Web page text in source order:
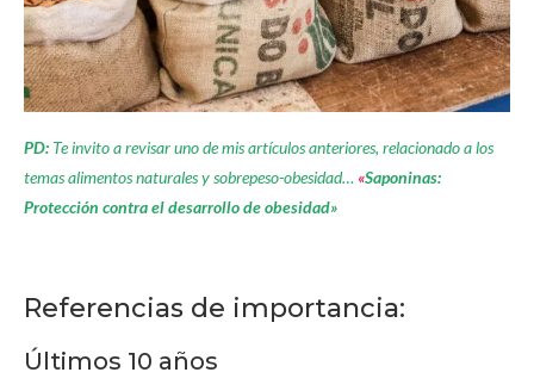
PD: Te invito a revisar uno de mis artículos anteriores, relacionado a los
temas alimentos naturales y sobrepeso-obesidad… «Saponinas:
Protección contra el desarrollo de obesidad»
Referencias de importancia:
Últimos 10 años